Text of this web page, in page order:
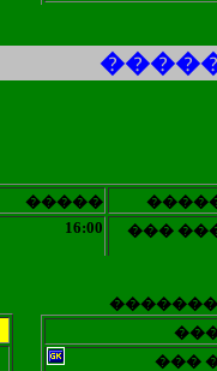
�����
16:00 ���
���
�������